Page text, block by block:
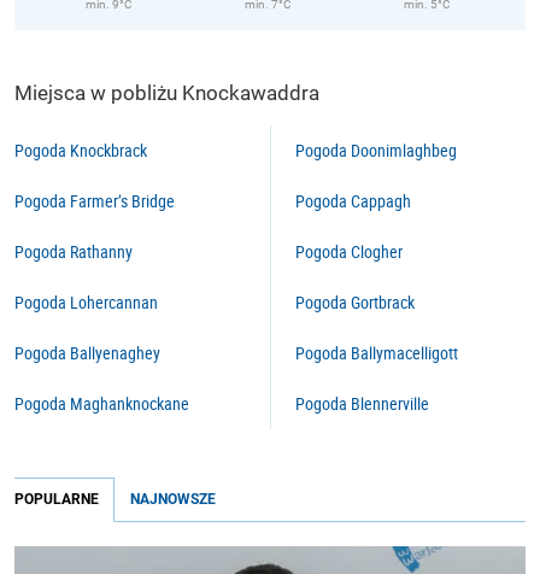
min. 9°C
min. 7°C
min. 5°C
Miejsca w pobliżu Knockawaddra
Pogoda Knockbrack
Pogoda Farmer’s Bridge
Pogoda Rathanny
Pogoda Lohercannan
Pogoda Ballyenaghey
Pogoda Maghanknockane
Pogoda Doonimlaghbeg
Pogoda Cappagh
Pogoda Clogher
Pogoda Gortbrack
Pogoda Ballymacelligott
Pogoda Blennerville
POPULARNE NAJNOWSZE